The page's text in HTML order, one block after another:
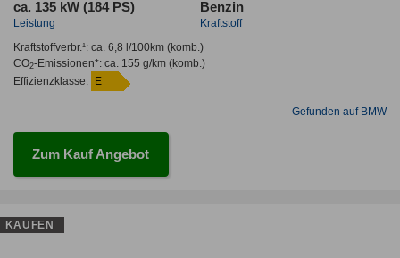
ca. 135 kW (184 PS)
Leistung
Benzin
Kraftstoff
Kraftstoffverbr.¹: ca. 6,8 l/100km(komb.)
CO2-Emissionen*: ca. 155 g/km(komb.)
Effizienzklasse: E
Gefunden auf BMW
Zum Kauf Angebot
KAUFEN